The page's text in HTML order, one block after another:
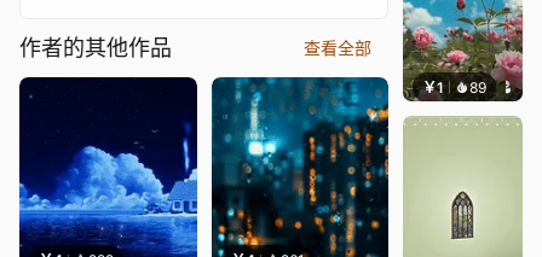
作者的其他作品 查看全部
￥1 89 叮叮